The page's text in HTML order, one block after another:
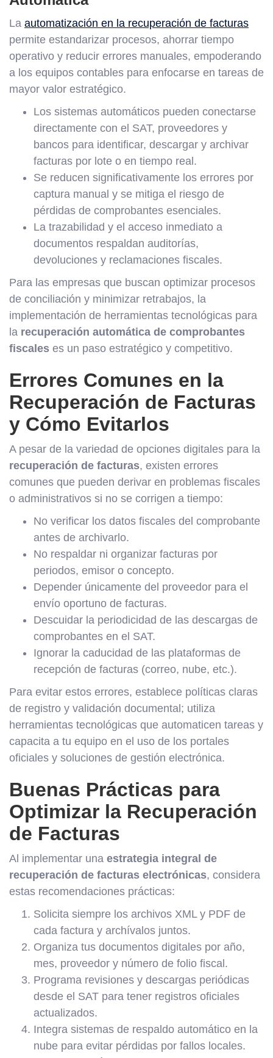
La automatización en la recuperación de facturas
permite estandarizar procesos, ahorrar tiempo
operativo y reducir errores manuales, empoderando
a los equipos contables para enfocarse en tareas de
mayor valor estratégico.
Los sistemas automáticos pueden conectarse
directamente con el SAT, proveedores y
bancos para identificar, descargar y archivar
facturas por lote o en tiempo real.
Se reducen significativamente los errores por
captura manual y se mitiga el riesgo de
pérdidas de comprobantes esenciales.
La trazabilidad y el acceso inmediato a
documentos respaldan auditorías,
devoluciones y reclamaciones fiscales.
Para las empresas que buscan optimizar procesos
de conciliación y minimizar retrabajos, la
implementación de herramientas tecnológicas para
la recuperación automática de comprobantes
fiscales es un paso estratégico y competitivo.
Errores Comunes en la
Recuperación de Facturas
y Cómo Evitarlos
A pesar de la variedad de opciones digitales para la
recuperación de facturas, existen errores
comunes que pueden derivar en problemas fiscales
o administrativos si no se corrigen a tiempo:
No verificar los datos fiscales del comprobante
antes de archivarlo.
No respaldar ni organizar facturas por
periodos, emisor o concepto.
Depender únicamente del proveedor para el
envío oportuno de facturas.
Descuidar la periodicidad de las descargas de
comprobantes en el SAT.
Ignorar la caducidad de las plataformas de
recepción de facturas (correo, nube, etc.).
Para evitar estos errores, establece políticas claras
de registro y validación documental; utiliza
herramientas tecnológicas que automaticen tareas y
capacita a tu equipo en el uso de los portales
oficiales y soluciones de gestión electrónica.
Buenas Prácticas para
Optimizar la Recuperación
de Facturas
Al implementar una estrategia integral de
recuperación de facturas electrónicas, considera
estas recomendaciones prácticas:
Solicita siempre los archivos XML y PDF de
cada factura y archívalos juntos.
Organiza tus documentos digitales por año,
mes, proveedor y número de folio fiscal.
Programa revisiones y descargas periódicas
desde el SAT para tener registros oficiales
actualizados.
Integra sistemas de respaldo automático en la
nube para evitar pérdidas por fallos locales.